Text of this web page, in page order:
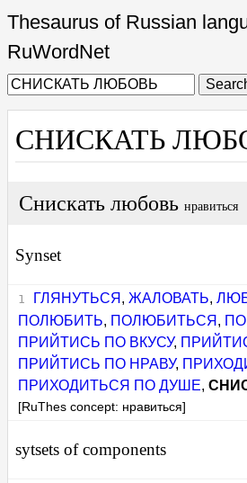
Thesaurus of Russian
RuWordNet
СНИСКАТЬ
Снискать любовь нравиться
Synset
ГЛЯНУТЬСЯ , ЖАЛОВАТЬ,
ПОЛЮБИТЬ, ПОЛЮБИТЬСЯ ,
ПРИЙТИСЬ ПО ВКУСУ,
ПРИЙТИСЬ ПО НРАВУ,
ПРИХОДИТЬСЯ ПО ДУШЕ,
[RuThes concept: нравиться]
sytsets of components